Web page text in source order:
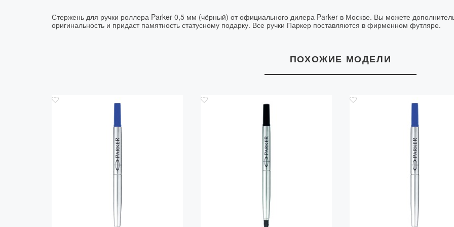
Сроки и
Курьером из
Самовывоз
Стержень для ручки роллера Parker 0,5 мм (чёрный) от официального дилера Parker в Москве. Вы можете
оригинальность и придаст памятность статусному подарку. Все ручки Паркер поставляются в фирменном футляре.
ПОХОЖИЕ МОДЕЛИ